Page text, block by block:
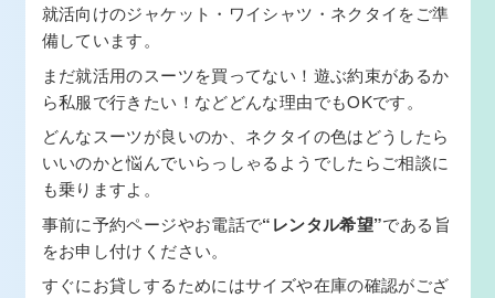
就活向けのジャケット・ワイシャツ・ネクタイをご準
備しています。
まだ就活用のスーツを買ってない！遊ぶ約束があるか
ら私服で行きたい！などどんな理由でもOKです。
どんなスーツが良いのか、ネクタイの色はどうしたら
いいのかと悩んでいらっしゃるようでしたらご相談に
も乗りますよ。
事前に予約ページやお電話で“レンタル希望”である旨
をお申し付けください。
すぐにお貸しするためにはサイズや在庫の確認がござ